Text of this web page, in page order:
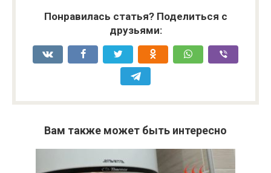
Понравилась статья? Поделиться с
друзьями:
Вам также может быть интересно